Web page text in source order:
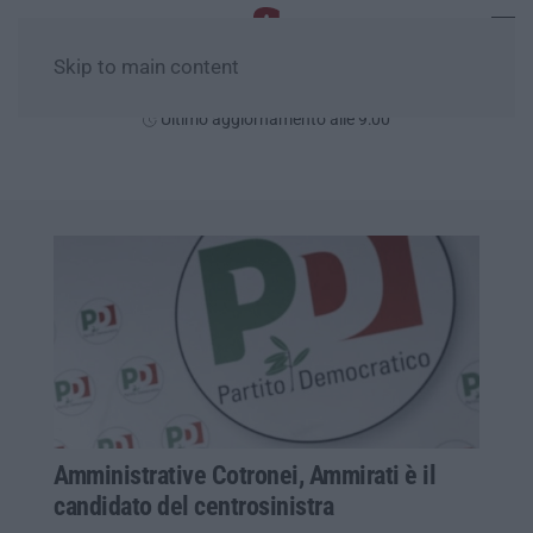
Skip to main content
Ultimo aggiornamento alle 9:00
Amministrative Cotronei, Ammirati è il
candidato del centrosinistra